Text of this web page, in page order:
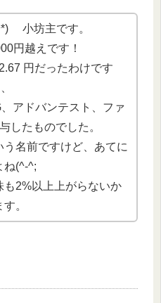
小坊主です。
円越えです！
円だったわけです
アドバンテスト、ファ
したものでした。
う名前ですけど、あてに
ね(^-^;
も2%以上上がらないか
。